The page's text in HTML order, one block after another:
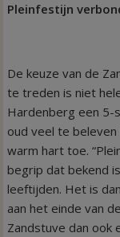
Pleinfestijn
De keuze van de
te treden is niet
Hardenberg een 5-
oud veel te
warm hart toe.
begrip dat bekend
leeftijden. Het is
aan het einde van
Zandstuve dan ook